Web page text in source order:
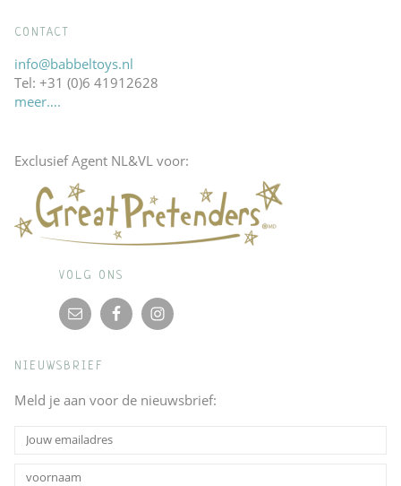
CONTACT
info@babbeltoys.nl
Tel: +31 (0)6 41912628
meer….
Exclusief Agent NL&VL voor:
VOLG ONS
NIEUWSBRIEF
Meld je aan voor de nieuwsbrief: